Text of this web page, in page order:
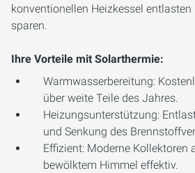
konventionellen Heizkessel
sparen.
Ihre Vorteile mit Solarthermie:
Warmwasserbereitung:
über weite Teile des Jahres.
Heizungsunterstützung:
und Senkung des
Effizient: Moderne Kollektoren
bewölktem Himmel effektiv.